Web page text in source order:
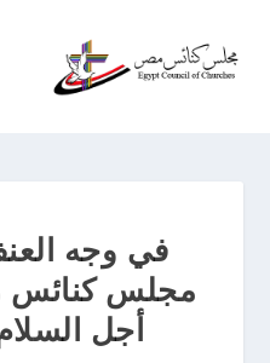
في وجه
مجلس
أجل